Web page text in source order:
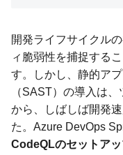
開発ライフサイクル
ィ脆弱性を捕捉する
す。しかし、静的ア
（SAST）の導入は
から、しばしば開発
た。Azure DevOps
CodeQLのセットア